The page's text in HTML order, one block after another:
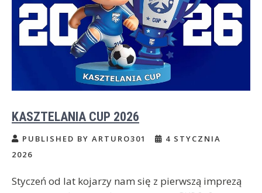
KASZTELANIA CUP 2026
PUBLISHED BY ARTURO301
4 STYCZNIA
2026
Styczeń od lat kojarzy nam się z pierwszą imprezą